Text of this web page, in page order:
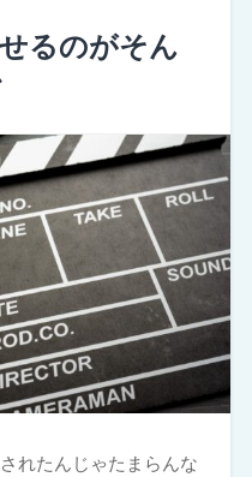
るのがそん
れたんじゃたまらんな